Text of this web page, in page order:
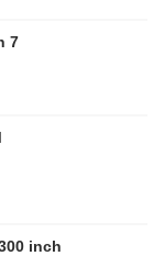
7
inch